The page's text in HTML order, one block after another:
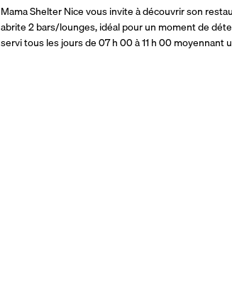
Mama Shelter Nice vous invite à découvrir son
abrite 2 bars/lounges, idéal pour un moment de
servi tous les jours de 07 h 00 à 11 h 00